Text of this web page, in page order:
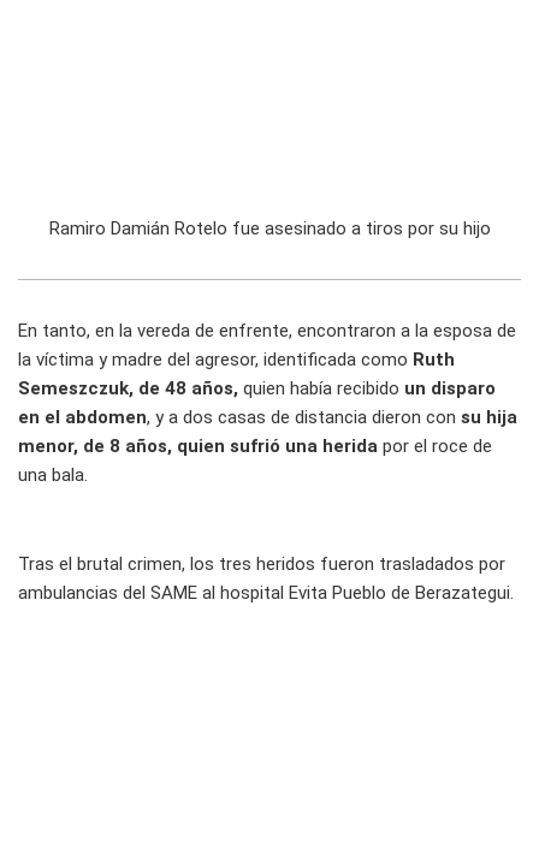
Ramiro Damián Rotelo fue asesinado a tiros por su hijo
En tanto, en la vereda de enfrente, encontraron a la esposa de
la víctima y madre del agresor, identificada como Ruth
Semeszczuk, de 48 años, quien había recibido un disparo
en el abdomen, y a dos casas de distancia dieron con su hija
menor, de 8 años, quien sufrió una herida por el roce de
una bala.
Tras el brutal crimen, los tres heridos fueron trasladados por
ambulancias del SAME al hospital Evita Pueblo de Berazategui.